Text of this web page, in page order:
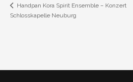
Handpan Kora Spirit Ensemble – Konzert
Schlosskapelle Neuburg